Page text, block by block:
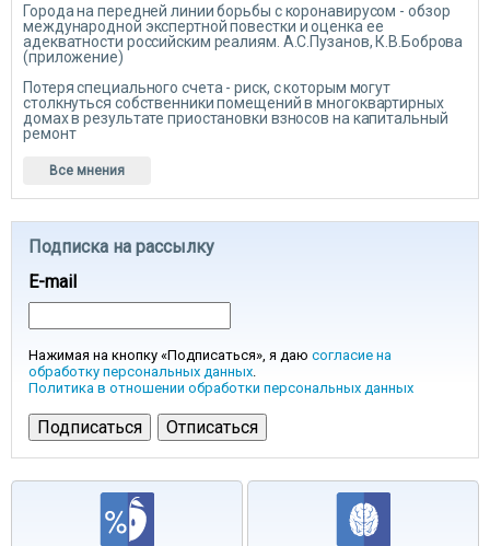
Города на передней линии борьбы с коронавирусом - обзор
международной экспертной повестки и оценка ее
адекватности российским реалиям. А.С.Пузанов, К.В.Боброва
(приложение)
Потеря специального счета - риск, с которым могут
столкнуться собственники помещений в многоквартирных
домах в результате приостановки взносов на капитальный
ремонт
Все мнения
Подписка на рассылку
E-mail
Нажимая на кнопку «Подписаться», я даю согласие на
обработку персональных данных.
Политика в отношении обработки персональных данных